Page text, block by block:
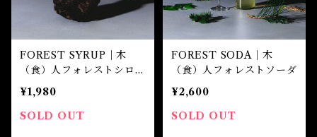
FOREST SYRUP｜木
（食）人フォレストシロッ
プ（小）
¥1,980
SOLD OUT
FOREST SODA｜木
（食）人フォレストソーダ
¥2,600
SOLD OUT